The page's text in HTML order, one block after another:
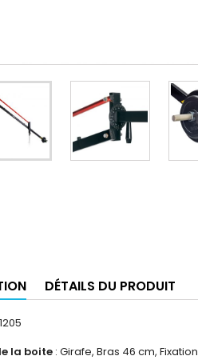
DÉTAILS DU PRODUIT
la boite : Girafe, Bras 46 cm,